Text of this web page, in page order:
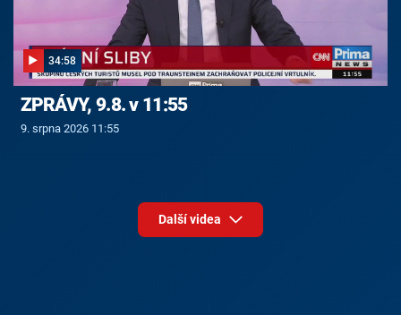
34:58
ZPRÁVY, 9.8. v 11:55
9. srpna 2026 11:55
Další videa